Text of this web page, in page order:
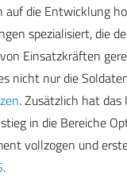
auf die Entwicklung
spezialisiert, die
Einsatzkräften
nicht nur die
. Zusätzlich hat
in die Bereiche
vollzogen und
.